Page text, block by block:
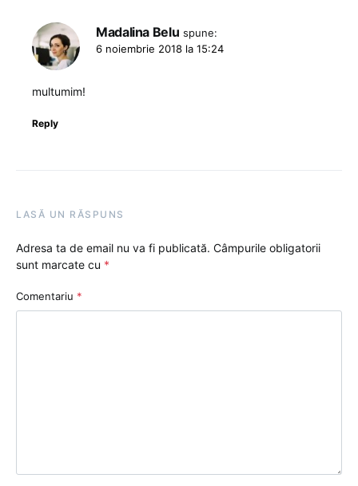
Madalina Belu spune:
6 noiembrie 2018 la 15:24
multumim!
Reply
LASĂ UN RĂSPUNS
Adresa ta de email nu va fi publicată. Câmpurile obligatorii
sunt marcate cu *
Comentariu *